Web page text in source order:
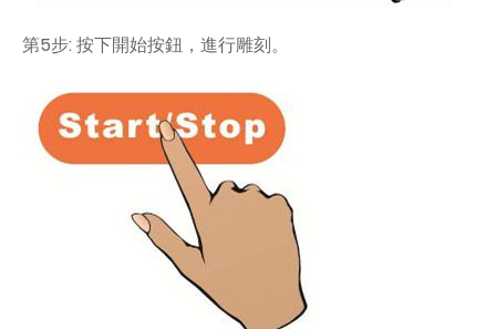
第5步: 按下開始按鈕，進行雕刻。